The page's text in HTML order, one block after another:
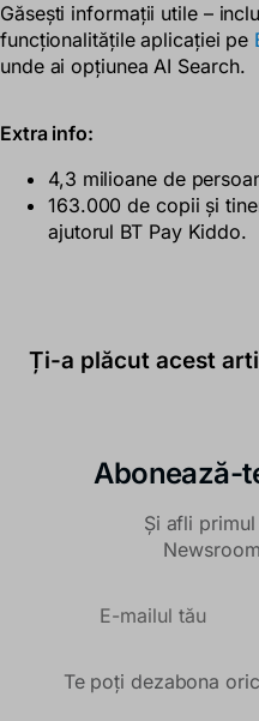
Găsești informații utile –
funcționalitățile aplicației pe
unde ai opțiunea AI Search.
Extra info:
4,3 milioane de
163.000 de copii și
ajutorul BT Pay Kiddo.
Ți-a plăcut acest
Abonează-
Și afli
Te poți dezabona